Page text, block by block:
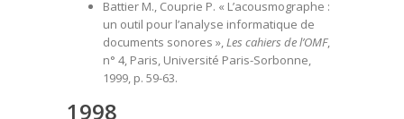
Battier M., Couprie P. « L’acousmographe :
un outil pour l’analyse informatique de
documents sonores »,Les cahiers de l’OMF,
n° 4, Paris, Université Paris-Sorbonne,
1999, p. 59-63.
1998